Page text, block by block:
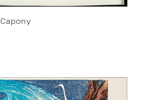
Capony